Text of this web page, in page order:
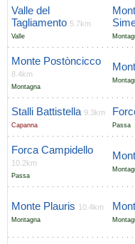
Valle del
Tagliamento 5.7km
Valle
Monte Postòncicco
8.4km
Montagna
Stalli Battistella 9.3km
Capanna Passa
Forca Campidello
10.2km
Passa
Monte Plauris 10.4km
Montagna